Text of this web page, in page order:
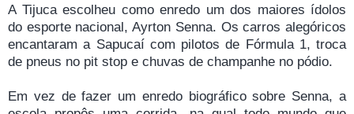
A Tijuca escolheu como enredo um dos maiores ídolos
do esporte nacional, Ayrton Senna. Os carros alegóricos
encantaram a Sapucaí com pilotos de Fórmula 1, troca
de pneus no pit stop e chuvas de champanhe no pódio.
Em vez de fazer um enredo biográfico sobre Senna, a